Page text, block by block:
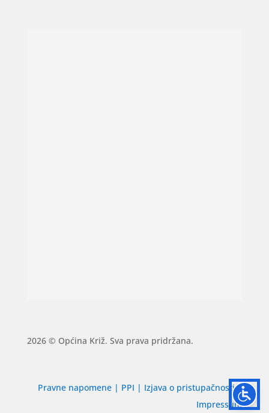
2026 © Općina Križ. Sva prava pridržana.
Pravne napomene | PPI | Izjava o pristupačnosti|
Impressum